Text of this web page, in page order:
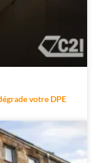
votre DPE